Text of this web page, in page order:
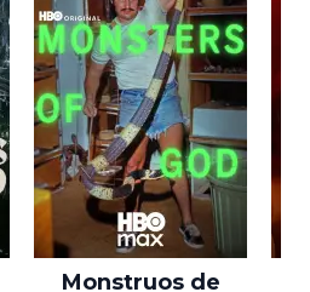
Monstruos de